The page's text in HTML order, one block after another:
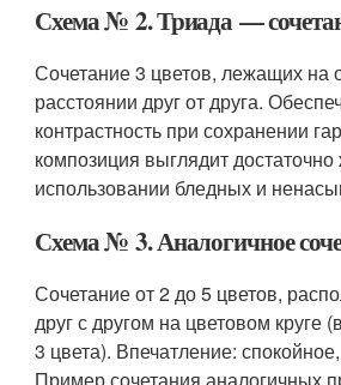
Схема № 2. Триада —
Сочетание 3 цветов, лежащих на
расстоянии друг от друга.
контрастность при сохранении
композиция выглядит
использовании бледных и
Схема № 3. Аналогичное
Сочетание от 2 до 5 цветов,
друг с другом на цветовом круге
3 цвета). Впечатление:
Пример сочетания аналогичных